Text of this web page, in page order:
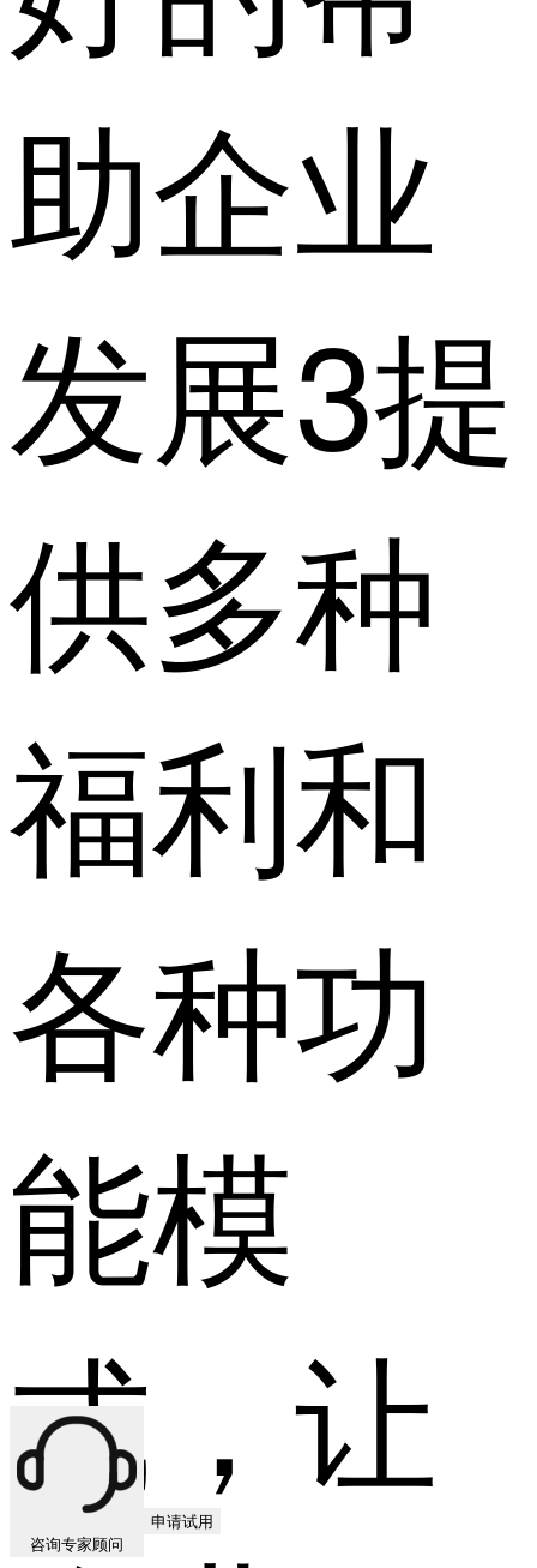
助企业
发展3提
供多种
福利和
各种功
能模
式，让
咨询专家顾问
申请试用